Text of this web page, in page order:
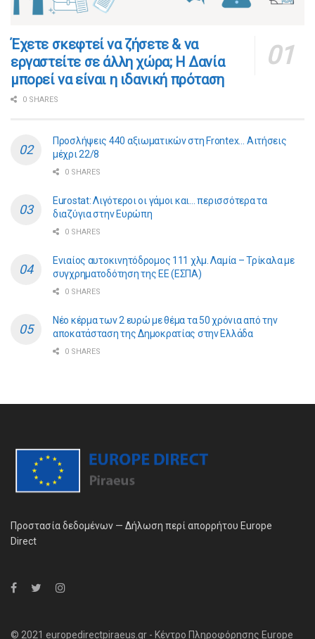
​​Έχετε σκεφτεί να ζήσετε & να
εργαστείτε σε άλλη χώρα; Η Δανία
μπορεί να είναι η ιδανική πρόταση
0 SHARES
Προσλήψεις 440 αξιωματικών στη Frontex… Αιτήσεις
μέχρι 22/8
0 SHARES
Eurostat: Λιγότεροι οι γάμοι και… περισσότερα τα
διαζύγια στην Ευρώπη
0 SHARES
Ενιαίος αυτοκινητόδρομος 111 χλμ. Λαμία – Τρίκαλα με
συγχρηματοδότηση της ΕE (ΕΣΠΑ)
0 SHARES
Νέο κέρμα των 2 ευρώ με θέμα τα 50 χρόνια από την
αποκατάσταση της Δημοκρατίας στην Ελλάδα
0 SHARES
Προστασία δεδομένων — Δήλωση περί απορρήτου Europe
Direct
© 2021 europedirectpiraeus.gr - Κέντρο Πληροφόρησης Europe